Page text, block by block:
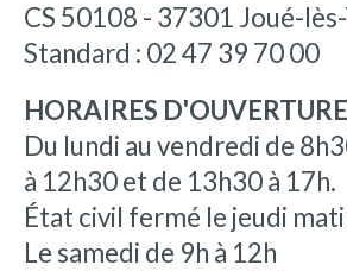
CS 50108 - 37301 Joué-
Standard : 02 47 39 70 00
HORAIRES
Du lundi au vendredi de
à 12h30 et de 13h30 à 17h.
État civil fermé le jeudi
Le samedi de 9h à 12h